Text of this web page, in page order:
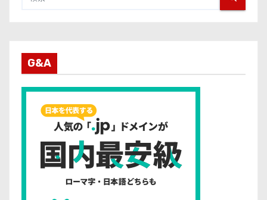
G&A